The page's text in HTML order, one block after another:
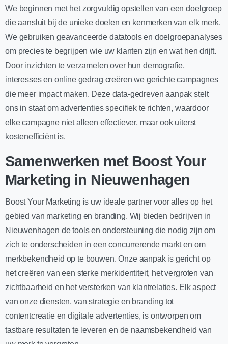
We beginnen met het zorgvuldig opstellen van een doelgroep
die aansluit bij de unieke doelen en kenmerken van elk merk.
We gebruiken geavanceerde datatools en doelgroepanalyses
om precies te begrijpen wie uw klanten zijn en wat hen drijft.
Door inzichten te verzamelen over hun demografie,
interesses en online gedrag creëren we gerichte campagnes
die meer impact maken. Deze data-gedreven aanpak stelt
ons in staat om advertenties specifiek te richten, waardoor
elke campagne niet alleen effectiever, maar ook uiterst
kostenefficiënt is.
Samenwerken met Boost Your
Marketing in Nieuwenhagen
Boost Your Marketing is uw ideale partner voor alles op het
gebied van marketing en branding. Wij bieden bedrijven in
Nieuwenhagen de tools en ondersteuning die nodig zijn om
zich te onderscheiden in een concurrerende markt en om
merkbekendheid op te bouwen. Onze aanpak is gericht op
het creëren van een sterke merkidentiteit, het vergroten van
zichtbaarheid en het versterken van klantrelaties. Elk aspect
van onze diensten, van strategie en branding tot
contentcreatie en digitale advertenties, is ontworpen om
tastbare resultaten te leveren en de naamsbekendheid van